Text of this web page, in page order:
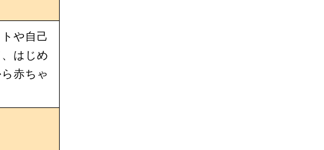
や自己
はじめ
赤ちゃ